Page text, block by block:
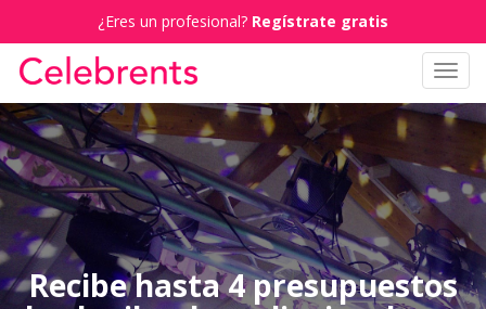
¿Eres un profesional? Regístrate gratis
Recibe hasta 4 presupuestos